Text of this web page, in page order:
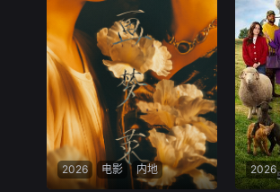
2026 电影 内地 2026